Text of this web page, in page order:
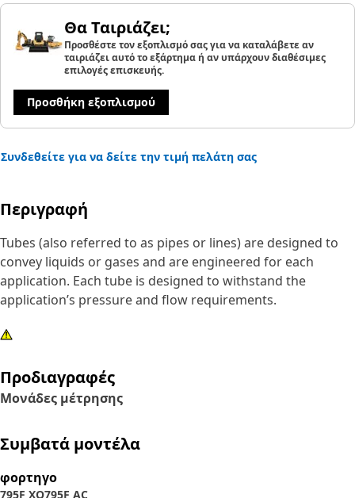
Θα Ταιριάζει;
Προσθέστε τον εξοπλισμό σας για να καταλάβετε αν
ταιριάζει αυτό το εξάρτημα ή αν υπάρχουν διαθέσιμες
επιλογές επισκευής.
Προσθήκη εξοπλισμού
Συνδεθείτε για να δείτε την τιμή πελάτη σας
Περιγραφή
Tubes (also referred to as pipes or lines) are designed to
convey liquids or gases and are engineered for each
application. Each tube is designed to withstand the
application’s pressure and flow requirements.
Προδιαγραφές
Μονάδες μέτρησης
Συμβατά μοντέλα
φορτηγο
795F XQ795F AC